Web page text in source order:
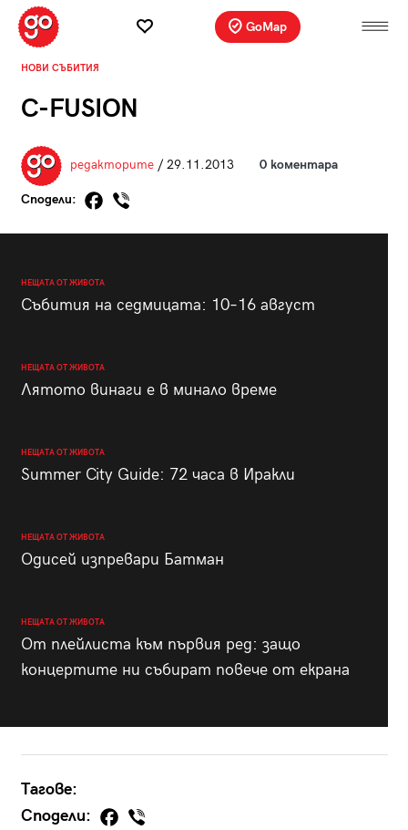
GoMap
НОВИ СЪБИТИЯ
C-FUSION
редакторите/ 29.11.2013 0 коментара
Сподели:
НЕЩАТА ОТ ЖИВОТА
Събития на седмицата: 10–16 август
НЕЩАТА ОТ ЖИВОТА
Лятото винаги е в минало време
НЕЩАТА ОТ ЖИВОТА
Summer City Guide: 72 часа в Иракли
НЕЩАТА ОТ ЖИВОТА
Одисей изпревари Батман
НЕЩАТА ОТ ЖИВОТА
От плейлиста към първия ред: защо
концертите ни събират повече от екрана
Тагове:
Сподели: